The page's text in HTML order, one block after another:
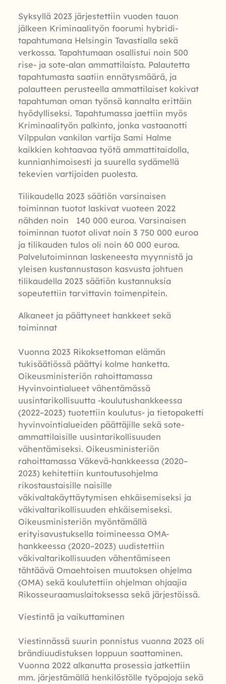
Syksyllä 2023 järjestettiin vuoden tauon
jälkeen Kriminaalityön foorumi hybridi-
tapahtumana Helsingin Tavastialla sekä
verkossa. Tapahtumaan osallistui noin 500
rise- ja sote-alan ammattilaista. Palautetta
tapahtumasta saatiin ennätysmäärä, ja
palautteen perusteella ammattilaiset kokivat
tapahtuman oman työnsä kannalta erittäin
hyödylliseksi. Tapahtumassa jaettiin myös
Kriminaalityön palkinto, jonka vastaanotti
Vilppulan vankilan vartija Sami Halme
kaikkien kohtaavaa työtä ammattitaidolla,
kunnianhimoisesti ja suurella sydämellä
tekevien vartijoiden puolesta.
Tilikaudella 2023 säätiön varsinaisen
toiminnan tuotot laskivat vuoteen 2022
nähden noin 140 000 euroa. Varsinaisen
toiminnan tuotot olivat noin 3 750 000 euroa
ja tilikauden tulos oli noin 60 000 euroa.
Palvelutoiminnan laskeneesta myynnistä ja
yleisen kustannustason kasvusta johtuen
tilikaudella 2023 säätiön kustannuksia
sopeutettiin tarvittavin toimenpitein.
Alkaneet ja päättyneet hankkeet sekä
toiminnat
Vuonna 2023 Rikoksettoman elämän
tukisäätiössä päättyi kolme hanketta.
Oikeusministeriön rahoittamassa
Hyvinvointialueet vähentämässä
uusintarikollisuutta -koulutushankkeessa
(2022–2023) tuotettiin koulutus- ja tietopaketti
hyvinvointialueiden päättäjille sekä sote-
ammattilaisille uusintarikollisuuden
vähentämiseksi. Oikeusministeriön
rahoittamassa Väkevä-hankkeessa (2020–
2023) kehitettiin kuntoutusohjelma
rikostaustaisille naisille
väkivaltakäyttäytymisen ehkäisemiseksi ja
väkivaltarikollisuuden ehkäisemiseksi.
Oikeusministeriön myöntämällä
erityisavustuksella toimineessa OMA-
hankkeessa (2020–2023) uudistettiin
väkivaltarikollisuuden vähentämiseen
tähtäävä Omaehtoisen muutoksen ohjelma
(OMA) sekä koulutettiin ohjelman ohjaajia
Rikosseuraamuslaitoksessa sekä järjestöissä.
Viestintä ja vaikuttaminen
Viestinnässä suurin ponnistus vuonna 2023 oli
brändiuudistuksen loppuun saattaminen.
Vuonna 2022 alkanutta prosessia jatkettiin
mm. järjestämällä henkilöstölle työpajoja sekä